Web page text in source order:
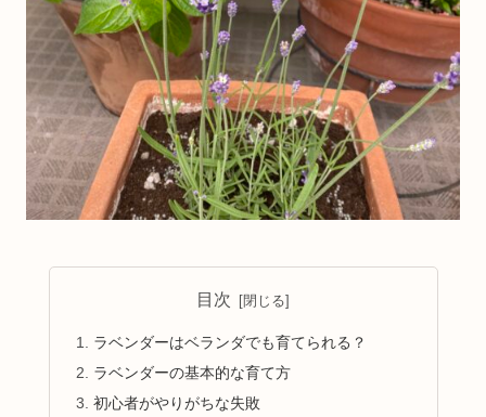
目次
ラベンダーはベランダでも育てられる？
ラベンダーの基本的な育て方
初心者がやりがちな失敗